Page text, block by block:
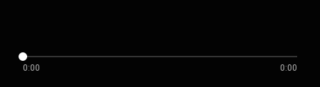
0:00 0:00